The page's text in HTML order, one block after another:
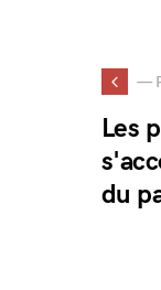
—
Les
du